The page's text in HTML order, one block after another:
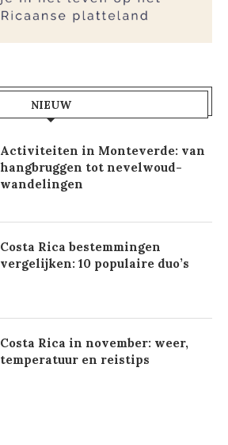
NIEUW
Activiteiten in Monteverde: van
hangbruggen tot nevelwoud-
wandelingen
Costa Rica bestemmingen
vergelijken: 10 populaire duo’s
Costa Rica in november: weer,
temperatuur en reistips